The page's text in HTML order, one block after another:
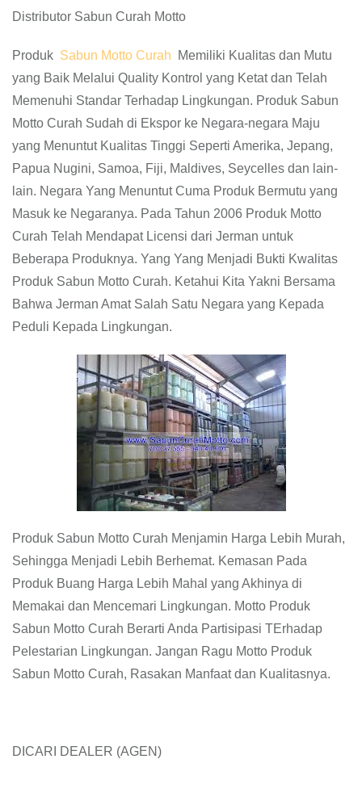
Distributor Sabun Curah Motto
Produk Sabun Motto Curah
Memiliki Kualitas dan Mutu
yang Baik Melalui Quality Kontrol yang Ketat dan Telah
Memenuhi Standar Terhadap Lingkungan. Produk Sabun
Motto Curah Sudah di Ekspor ke Negara-negara Maju
yang Menuntut Kualitas Tinggi Seperti Amerika, Jepang,
Papua Nugini, Samoa, Fiji, Maldives, Seycelles dan lain-
lain. Negara Yang Menuntut Cuma Produk Bermutu yang
Masuk ke Negaranya. Pada Tahun 2006 Produk Motto
Curah Telah Mendapat Licensi dari Jerman untuk
Beberapa Produknya. Yang Yang Menjadi Bukti Kwalitas
Produk Sabun Motto Curah. Ketahui Kita Yakni Bersama
Bahwa Jerman Amat Salah Satu Negara yang Kepada
Peduli Kepada Lingkungan.
Produk Sabun Motto Curah Menjamin Harga Lebih Murah,
Sehingga Menjadi Lebih Berhemat. Kemasan Pada
Produk Buang Harga Lebih Mahal yang Akhinya di
Memakai dan Mencemari Lingkungan. Motto Produk
Sabun Motto Curah Berarti Anda Partisipasi TErhadap
Pelestarian Lingkungan. Jangan Ragu Motto Produk
Sabun Motto Curah, Rasakan Manfaat dan Kualitasnya.
DICARI DEALER (AGEN)